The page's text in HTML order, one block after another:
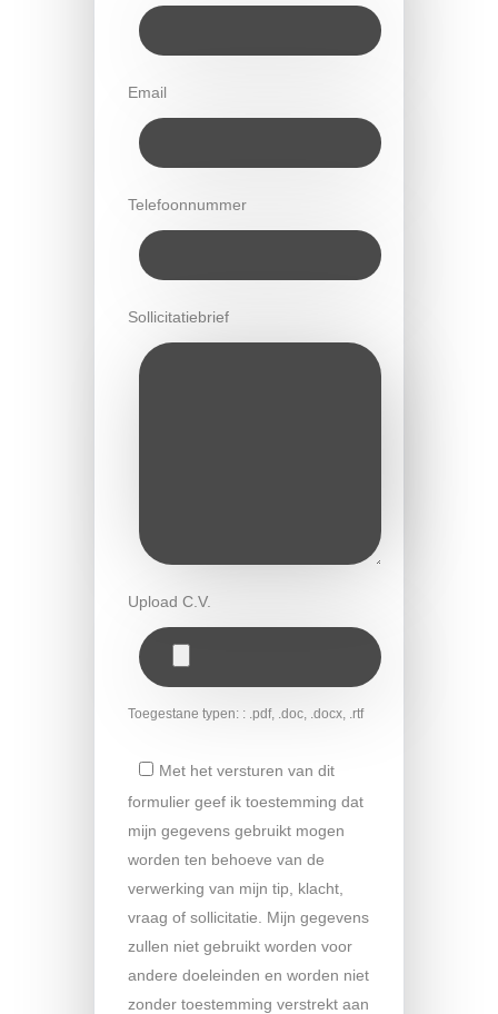
Email
Telefoonnummer
Sollicitatiebrief
Upload C.V.
Toegestane typen: : .pdf, .doc, .docx, .rtf
Met het versturen van dit
formulier geef ik toestemming dat
mijn gegevens gebruikt mogen
worden ten behoeve van de
verwerking van mijn tip, klacht,
vraag of sollicitatie. Mijn gegevens
zullen niet gebruikt worden voor
andere doeleinden en worden niet
zonder toestemming verstrekt aan